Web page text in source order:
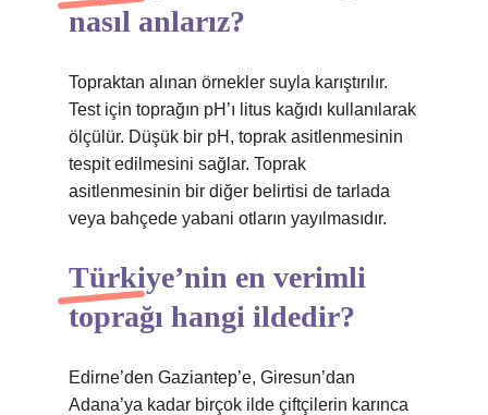
nasıl anlarız?
Topraktan alınan örnekler suyla karıştırılır.
Test için toprağın pH’ı litus kağıdı kullanılarak
ölçülür. Düşük bir pH, toprak asitlenmesinin
tespit edilmesini sağlar. Toprak
asitlenmesinin bir diğer belirtisi de tarlada
veya bahçede yabani otların yayılmasıdır.
Türkiye’nin en verimli
toprağı hangi ildedir?
Edirne’den Gaziantep’e, Giresun’dan
Adana’ya kadar birçok ilde çiftçilerin karınca